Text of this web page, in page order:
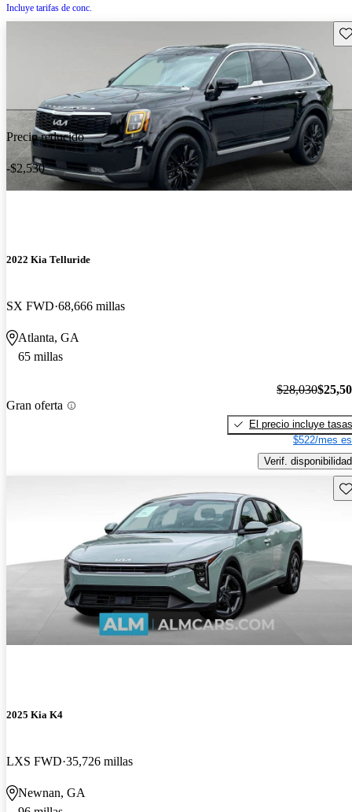
Incluye tarifas de conc.
Precio reducido
-$2,530
2022 Kia Telluride
SX FWD 68,666 millas
Atlanta, GA
65 millas
Gran oferta
$28,030
El precio incluye tasas
$522/mes
Verif. disponibilidad
2025 Kia K4
LXS FWD 35,726 millas
Newnan, GA